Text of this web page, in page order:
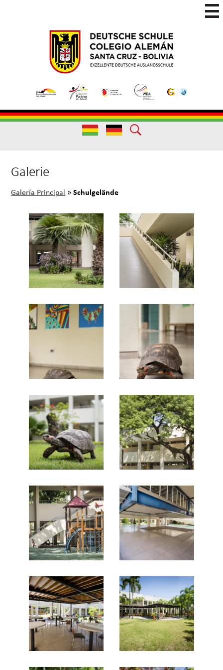
to
main
content
Colegio
Santa
Cruz
(German)
Colegio
de
Excelencia
Useful
Links
Useful
Galerie
Galería Principal » Schulgelände